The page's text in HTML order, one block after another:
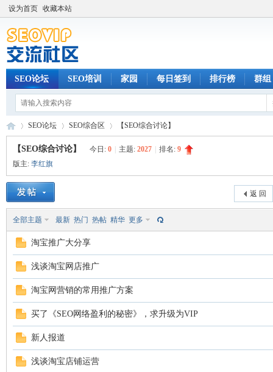
设为首页 收藏本站
SEO论坛 SEO培训 家园 每日签到 排行榜 群组
SE»
SEO论坛
›
SEO综合区
›
【SEO综合讨论】
【SEO综合讨论】 今日: 0 主题: 2027 排名: 9
版主: 李红旗
返 回
全部主题 最新 热门 热帖 精华 更多
淘宝推广大分享
浅谈淘宝网店推广
淘宝网营销的常用推广方案
买了《SEO网络盈利的秘密》，求升级为VIP
新人报道
浅谈淘宝店铺运营